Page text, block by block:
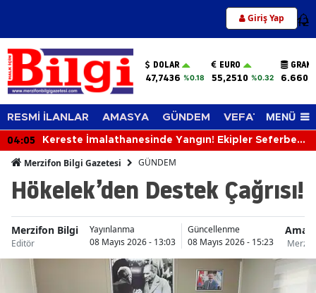
Giriş Yap 12
DOLAR
47,7436 %0.18
EURO
55,2510 %0.32
RESMİ İLANLAR AMASYA GÜNDEM VEFAT EDENLER
MENÜ
04:05
Kereste İmalathanesinde Yangın! Ekipler Seferber
Merzifon Bilgi Gazetesi GÜNDEM
Hökelek’den Destek Çağrısı!
Merzifon Bilgi
Editör
Yayınlanma
08 Mayıs 2026 - 13:03
Güncellenme
08 Mayıs 2026 - 15:23